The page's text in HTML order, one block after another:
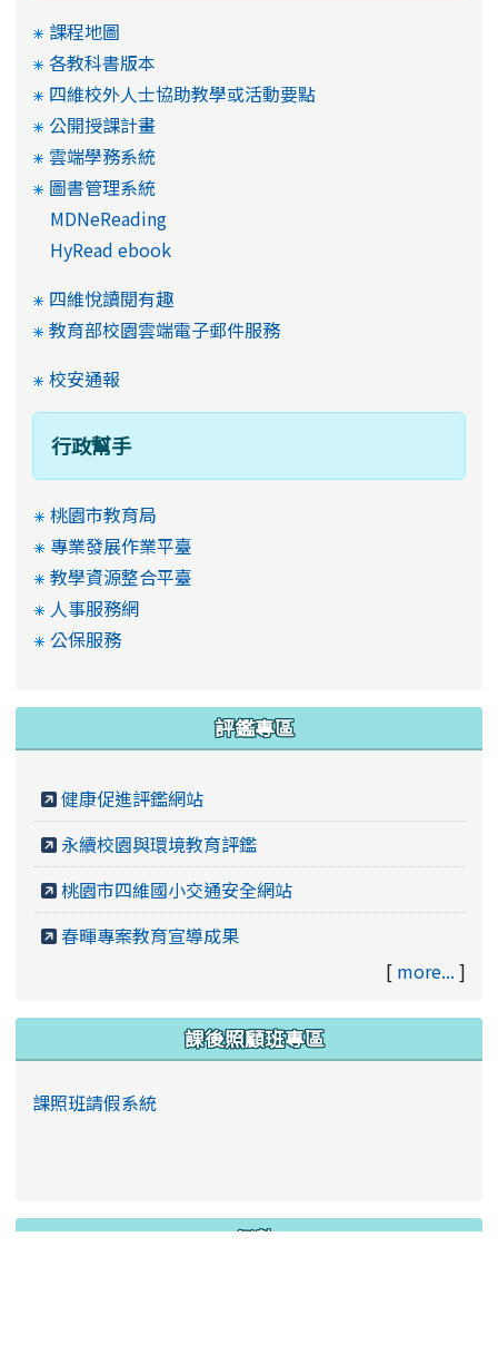
課程地圖
各教科書版本
四維校外人士協助教學或活動要點
公開授課計畫
雲端學務系統
圖書管理系統
MDNeReading
HyRead ebook
四維悅讀閱有趣
教育部校園雲端電子郵件服務
校安通報
行政幫手
桃園市教育局
專業發展作業平臺
教學資源整合平臺
人事服務網
公保服務
評鑑專區
健康促進評鑑網站
永續校園與環境教育評鑑
桃園市四維國小交通安全網站
春暉專案教育宣導成果
[ more... ]
課後照顧班專區
課照班請假系統
倒數